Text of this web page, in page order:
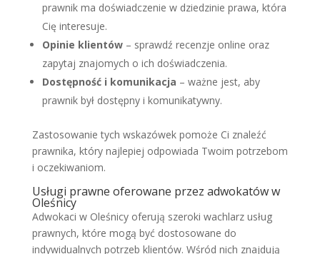
prawnik ma doświadczenie w dziedzinie prawa, która
Cię interesuje.
Opinie klientów– sprawdź recenzje online oraz
zapytaj znajomych o ich doświadczenia.
Dostępność i komunikacja – ważne jest, aby
prawnik był dostępny i komunikatywny.
Zastosowanie tych wskazówek pomoże Ci znaleźć
prawnika, który najlepiej odpowiada Twoim potrzebom
i oczekiwaniom.
Usługi prawne oferowane przez adwokatów w
Oleśnicy
Adwokaci w Oleśnicy oferują szeroki wachlarz usług
prawnych, które mogą być dostosowane do
indywidualnych potrzeb klientów. Wśród nich znajdują